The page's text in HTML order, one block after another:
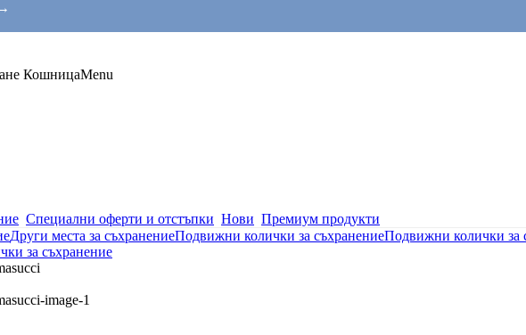
КошницаMenu
Специални оферти и отстъпки Нови Премиум продукти
Други места за съхранениеПодвижни колички за съхранениеПодвижни колички за
за съхранение